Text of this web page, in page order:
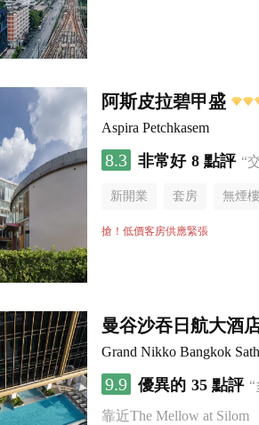
阿斯皮拉碧甲盛
Aspira Petchkasem
8.3 非常好 8 點評 “
新開業 套房 無煙
搶！低價客房供應緊張
曼谷沙吞日航大酒
Grand Nikko Bangkok
9.9 優異的 35 點評
靠近The Mellow at Silom